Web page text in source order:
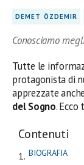
DEMET ÖZDEMIR
Conosciamo
Tutte le
protagonista di
apprezzate
del Sogno. Ecco
Contenuti
BIOGRAFIA